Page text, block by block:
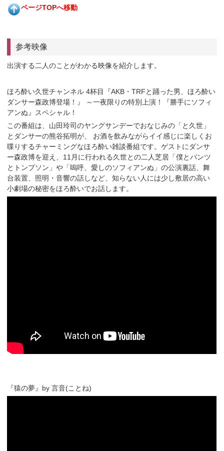
ページTOPへ移動
参考映像
出演する二人のことがわかる映像を紹介します。
ほろ酔い久世チャンネル 4杯目『AKB・TRFと踊った男、ほろ酔い
ダンサー森政博登場！』 ～一夜限りの特別上演！『勝手にソフィ
アンぬ』スペシャル！
この番組は、山田玲司のヤングサンデーでおなじみの「と久世」
とダンサーの熊谷拓明が、 お酒を飲みながらイイ感じに楽しくお
喋りするチャーミングなほろ酔い雑談番組です。ゲストにダンサ
ー森政博を迎え、11月に行われる久世との二人芝居「僕とパンツ
とトンプソン」や「嗚呼、愛しのソフィアンぬ」の公演裏話、舞
台装置、照明・音響の話しなど、知らない人には少し敷居の高い
小劇場の秘密をほろ酔いでお話します。
『猿の夢』by 言音(ことね)